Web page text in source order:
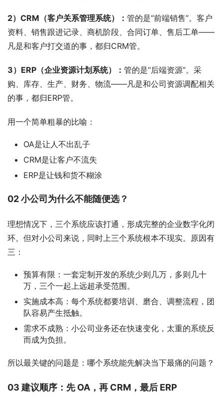
2）CRM（客户关系管理系统）： 管的是“前端销售”。客户
资料、销售跟进记录、商机阶段、合同订单、售后工单——
凡是和客户打交道的事，都归CRM管。
3）ERP（企业资源计划系统）： 管的是“后端资源”。采
购、库存、生产、财务、物流——凡是和公司资源调配相关
的事，都归ERP管。
用一个简单粗暴的比喻：
OA是让人不出乱子
CRM是让客户不流失
ERP是让钱和货不糊涂
02 小公司为什么不能随便选？
理想情况下，三个系统应该打通，形成完整的企业数字化闭
环。但对小公司来说，同时上三个系统根本不现实。原因有
三：
预算有限：一套定制开发的系统少则几万，多则几十
万，三个一起上远超承受范围。
实施成本高：每个系统都要培训、磨合、调整流程，团
队容易产生抵触。
需求不成熟：小公司业务还在快速变化，太重的系统反
而成为负担。
所以最关键的问题是：哪个系统能先解决当下最痛的问题？
03 建议顺序：先 OA，再 CRM，最后 ERP